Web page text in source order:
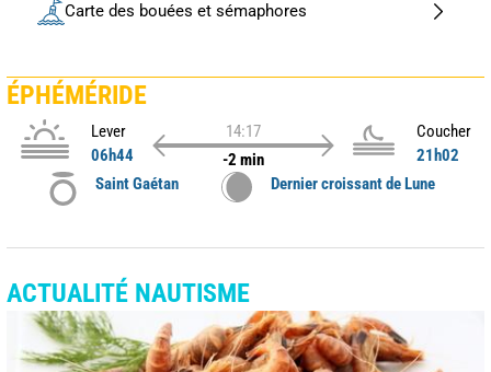
Carte des bouées et sémaphores
ÉPHÉMÉRIDE
Lever
06h44
14:17
-2 min
Coucher
21h02
Saint Gaétan
Dernier croissant de Lune
ACTUALITÉ NAUTISME